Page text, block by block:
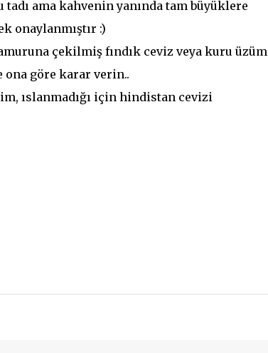
ama kahvenin yanında tam büyüklere
onaylanmıştır :)
çekilmiş fındık ceviz veya kuru üzüm
ona göre karar verin..
ıslanmadığı için hindistan cevizi